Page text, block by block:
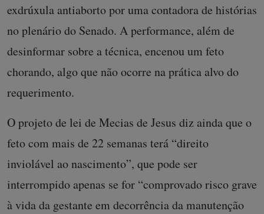
exdrúxula antiaborto por uma contadora de histórias
no plenário do Senado. A performance, além de
desinformar sobre a técnica, encenou um feto
chorando, algo que não ocorre na prática alvo do
requerimento.
O projeto de lei de Mecias de Jesus diz ainda que o
feto com mais de 22 semanas terá “direito
inviolável ao nascimento”, que pode ser
interrompido apenas se for “comprovado risco grave
à vida da gestante em decorrência da manutenção